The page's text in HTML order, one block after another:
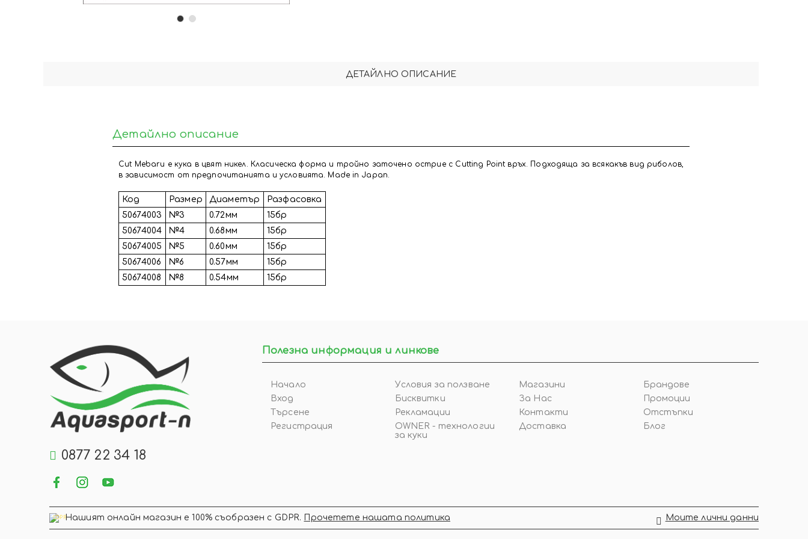
ДЕТАЙЛНО ОПИСАНИЕ
Детайлно описание
Cut Mebaru е кука в цвят никел. Класическа форма и тройно заточено острие с Cutting Point връх. Подходяща за всякакъв вид риболов,
в зависимост от предпочитанията и условията. Made in Japan.
Код Размер Диаметър
Разфасовка
50674003
№3 0.72мм
15бр
50674004
№4 0.68мм
15бр
50674005
№5 0.60мм
15бр
50674006
№6 0.57мм
15бр
50674008
№8 0.54мм 15бр
0877 22 34 18
Полезна информация и линкове
Начало
Вход
Търсене
Регистрация
Условия за ползване
Бисквитки
Рекламации
OWNER - технологии
за куки
Магазини
За Нас
Контакти
Доставка
Брандове
Промоции
Отстъпки
Блог
GDPRНашият онлайн магазин е 100% съобразен с GDPR. Прочетете нашата политика Моите лични данни